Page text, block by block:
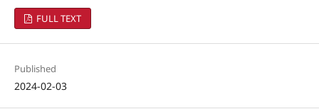
FULL TEXT
Published
2024-02-03